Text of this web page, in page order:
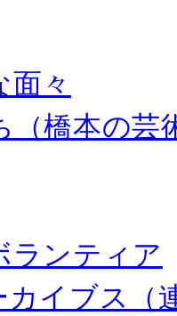
々
（橋本の芸
ランティア
イブス（